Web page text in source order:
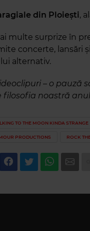
din Ploiești,
multe surprize în
concerte, lansări
alternativ.
– o pauză
filosofia noastră
TO THE MOON KINDA STRANGE
PRODUCTIONS ROCK